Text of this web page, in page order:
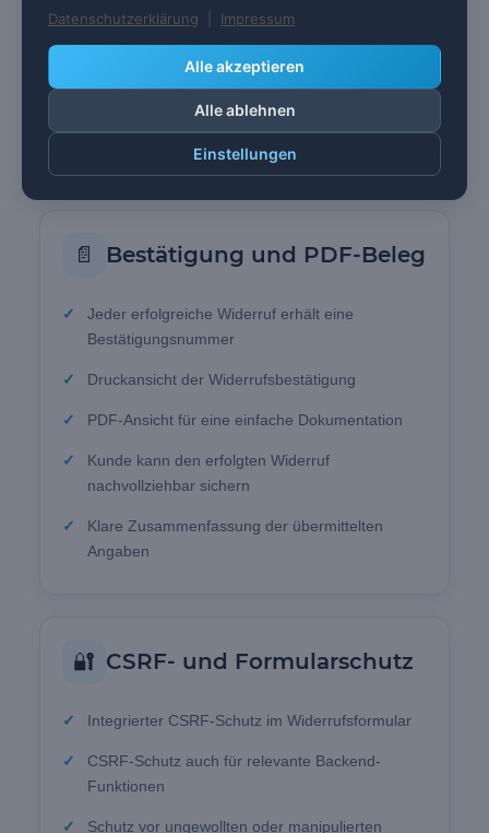
Empfängeradresse frei konfigurierbar
Alternativ kann die Standard-E-Mail-Adresse des
Shops verwendet werden
📄 Bestätigung und PDF-Beleg
Jeder erfolgreiche Widerruf erhält eine
Bestätigungsnummer
Druckansicht der Widerrufsbestätigung
PDF-Ansicht für eine einfache Dokumentation
Kunde kann den erfolgten Widerruf
nachvollziehbar sichern
Klare Zusammenfassung der übermittelten
Angaben
🔐 CSRF- und Formularschutz
Integrierter CSRF-Schutz im Widerrufsformular
CSRF-Schutz auch für relevante Backend-
Funktionen
Schutz vor ungewollten oder manipulierten
Datenschutzerklärung Impressum
Einstellungen
Alle ablehnen
Alle akzeptieren